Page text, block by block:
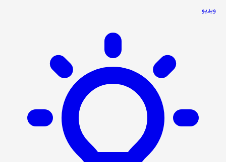
ویدیو